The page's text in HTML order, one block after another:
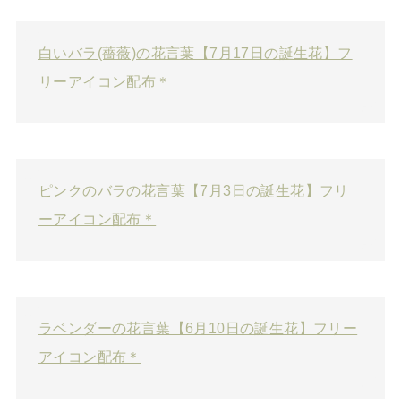
白いバラ(薔薇)の花言葉【7月17日の誕生花】フ
リーアイコン配布＊
ピンクのバラの花言葉【7月3日の誕生花】フリ
ーアイコン配布＊
ラベンダーの花言葉【6月10日の誕生花】フリー
アイコン配布＊